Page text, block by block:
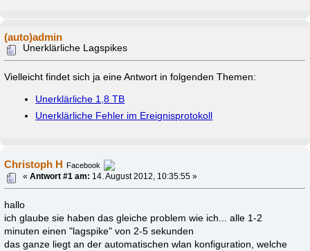
(auto)admin
Unerklärliche Lagspikes
Vielleicht findet sich ja eine Antwort in folgenden Themen:
Unerklärliche 1,8 TB
Unerklärliche Fehler im Ereignisprotokoll
Christoph H Facebook
«Antwort #1 am: 14. August 2012, 10:35:55 »
hallo
ich glaube sie haben das gleiche problem wie ich... alle 1-2
minuten einen "lagspike" von 2-5 sekunden
das ganze liegt an der automatischen wlan konfiguration, welche